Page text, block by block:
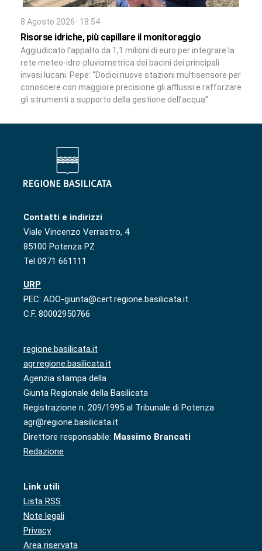
8 Agosto 2026- 18:54
Risorse idriche, più capillare il monitoraggio
Aggiudicato l’appalto da 1,1 milioni di euro per integrare la
rete meteo-idro-pluviometrica dei bacini dei principali
invasi lucani. Pepe: “Dodici nuove stazioni multisensore per
conoscere con maggiore precisione gli afflussi e rafforzare
gli strumenti a supporto della gestione dell’acqua”
Contatti e indirizzi
Viale Vincenzo Verrastro, 4
85100 Potenza PZ
Tel 0971 661111
URP
PEC: AOO-giunta@cert.regione.basilicata.it
C.F. 80002950766
regione.basilicata.it
agr.regione.basilicata.it
Agenzia stampa della
Giunta Regionale della Basilicata
Registrazione n. 209/1995 al Tribunale di Potenza
agr@regione.basilicata.it
Direttore responsabile: Massimo Brancati
Redazione
Link utili
Lista RSS
Note legali
Privacy
Area riservata